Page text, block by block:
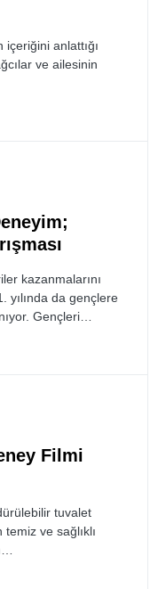
anlattığı
ve ailesinin
kazanmalarını
yılında da gençlere
Gençleri…
Filmi
tuvalet
ve sağlıklı